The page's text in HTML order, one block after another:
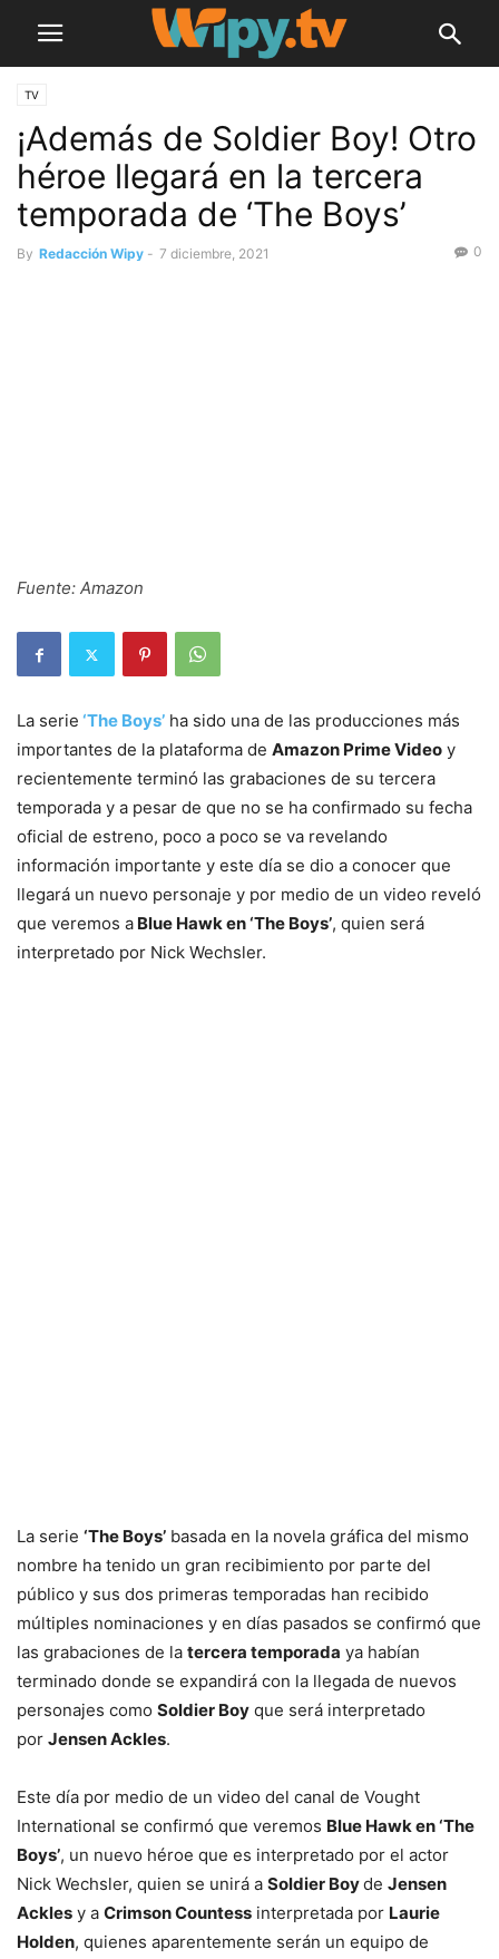
TV
¡Además de Soldier Boy! Otro
héroe llegará en la tercera
temporada de ‘The Boys’
By Redacción Wipy - 7 diciembre, 2021 0
Fuente: Amazon
La serie ‘The Boys’ ha sido una de las producciones más
importantes de la plataforma de Amazon Prime Video y
recientemente terminó las grabaciones de su tercera
temporada y a pesar de que no se ha confirmado su fecha
oficial de estreno, poco a poco se va revelando
información importante y este día se dio a conocer que
llegará un nuevo personaje y por medio de un video reveló
que veremos a Blue Hawk en ‘The Boys’, quien será
interpretado por Nick Wechsler.
La serie ‘The Boys’ basada en la novela gráfica del mismo
nombre ha tenido un gran recibimiento por parte del
público y sus dos primeras temporadas han recibido
múltiples nominaciones y en días pasados se confirmó que
las grabaciones de la tercera temporada ya habían
terminado donde se expandirá con la llegada de nuevos
personajes como Soldier Boy que será interpretado
por Jensen Ackles.
Este día por medio de un video del canal de Vought
International se confirmó que veremos Blue Hawk en ‘The
Boys’, un nuevo héroe que es interpretado por el actor
Nick Wechsler, quien se unirá a Soldier Boyde Jensen
Ackles y a Crimson Countess interpretada por Laurie
Holden, quienes aparentemente serán un equipo de